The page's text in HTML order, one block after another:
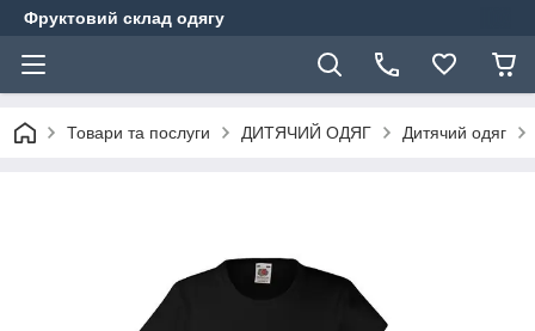
Фруктовий склад одягу
Товари та послуги ДИТЯЧИЙ ОДЯГ Дитячий одяг